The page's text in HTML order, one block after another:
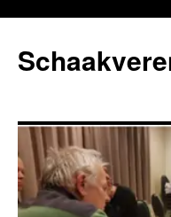
de
inhoud